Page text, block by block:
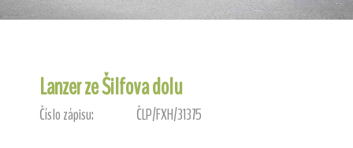
Lanzer ze Šilfova dolu
Číslo zápisu: ČLP/FXH/31375